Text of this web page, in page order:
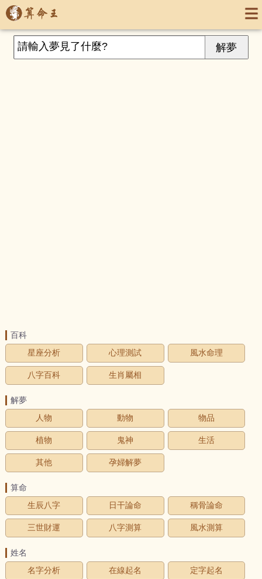
百科
星座分析
心理測試 風水命理
八字百科 生肖屬相
解夢
人物
動物 物品
植物 鬼神 生活
其他 孕婦解夢
算命
生辰八字
日干論命 稱骨論命
三世財運 八字測算 風水測算
姓名
名字分析
在線起名 定字起名